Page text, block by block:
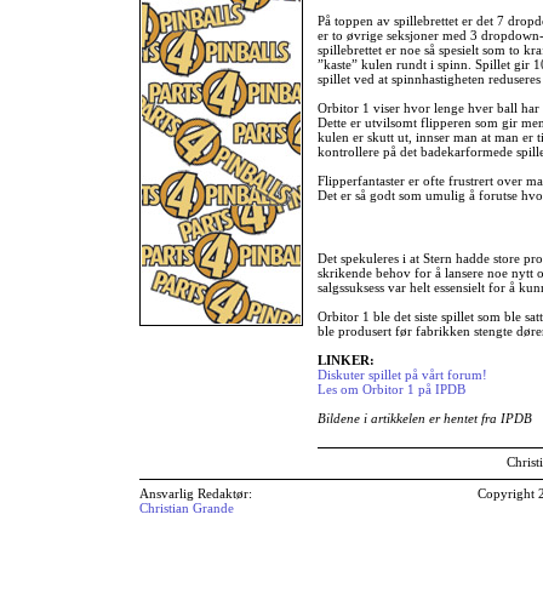
På toppen av spillebrettet er det 7
er to øvrige seksjoner med 3
spillebrettet er noe så spesielt som to
”kaste” kulen rundt i spinn. Spillet gir
spillet ved at spinnhastigheten
Orbitor 1 viser hvor lenge hver ball
Dette er utvilsomt flipperen som gir
kulen er skutt ut, innser man at man er
kontrollere på det badekarformede
Flipperfantaster er ofte frustrert over
Det er så godt som umulig å forutse
Det spekuleres i at Stern hadde store
skrikende behov for å lansere noe
salgssuksess var helt essensielt for å
Orbitor 1 ble det siste spillet som ble
ble produsert før fabrikken stengte
LINKER:
Diskuter spillet på vårt forum!
Les om Orbitor 1 på IPDB
Bildene i artikkelen er hentet fra IPDB
Ansvarlig Redaktør:
Christian Grande
Copyright